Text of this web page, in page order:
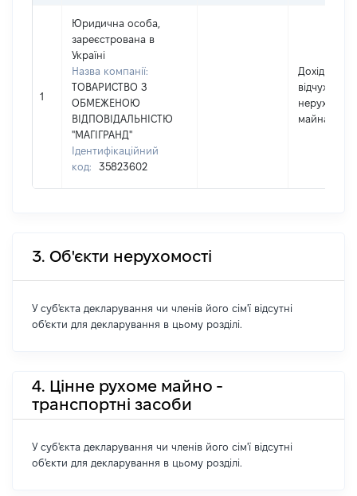
1
Юридична особа,
зареєстрована в
Україні
Назва компанії:
ТОВАРИСТВО З
ОБМЕЖЕНОЮ
ВІДПОВІДАЛЬНІСТЮ
"МАГІГРАНД"
Ідентифікаційний
код:
35823602
Дохід від
відчуження
нерухомого
майна
3. Об'єкти нерухомості
У суб'єкта декларування чи членів його сім'ї відсутні
об'єкти для декларування в цьому розділі.
4. Цінне рухоме майно -
транспортні засоби
У суб'єкта декларування чи членів його сім'ї відсутні
об'єкти для декларування в цьому розділі.